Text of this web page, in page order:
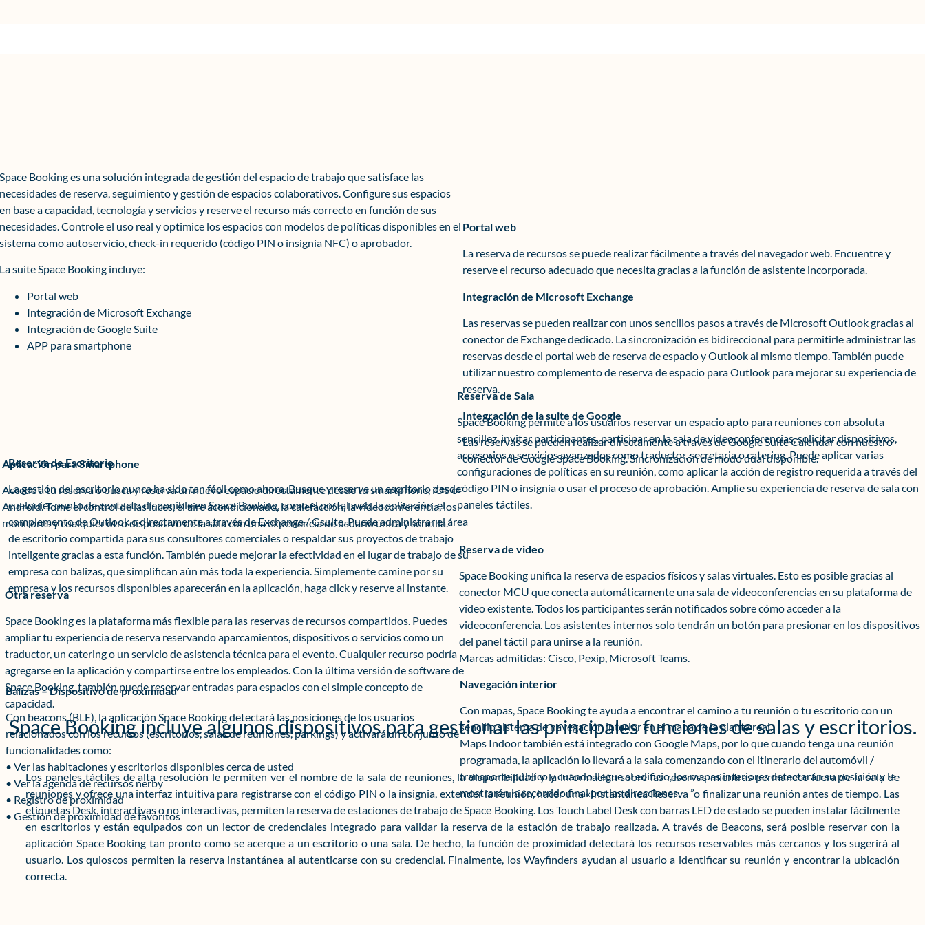
Space Booking es una solución integrada de gestión del espacio de trabajo que satisface las
necesidades de reserva, seguimiento y gestión de espacios colaborativos. Configure sus espacios
en base a capacidad, tecnología y servicios y reserve el recurso más correcto en función de sus
necesidades. Controle el uso real y optimice los espacios con modelos de políticas disponibles en el
sistema como autoservicio, check-in requerido (código PIN o insignia NFC) o aprobador.
La suite Space Booking incluye:
Portal web
Integración de Microsoft Exchange
Integración de Google Suite
APP para smartphone
Portal web
La reserva de recursos se puede realizar fácilmente a través del navegador web. Encuentre y
reserve el recurso adecuado que necesita gracias a la función de asistente incorporada.
Integración de Microsoft Exchange
Las reservas se pueden realizar con unos sencillos pasos a través de Microsoft Outlook gracias al
conector de Exchange dedicado. La sincronización es bidireccional para permitirle administrar las
reservas desde el portal web de reserva de espacio y Outlook al mismo tiempo. También puede
utilizar nuestro complemento de reserva de espacio para Outlook para mejorar su experiencia de
reserva.
Integración de la suite de Google
Las reservas se pueden realizar directamente a través de Google Suite Calendar con nuestro
conector de Google Space Booking. Sincronización de modo dual disponible.
Aplicación para Smartphone
Accede a tu reserva o busca y reserva un nuevo espacio directamente desde tu smartphone, iOS o
Android. Tome el control de las luces, el aire acondicionado, la calefacción, la videoconferencia, los
monitores y cualquier otro dispositivo de la sala con una experiencia de usuario única y sencilla.
Reserva de Sala
Space Booking permite a los usuarios reservar un espacio apto para reuniones con absoluta
sencillez, invitar participantes, participar en la sala de videoconferencias, solicitar dispositivos,
accesorios o servicios avanzados como traductor, secretaria o catering. Puede aplicar varias
configuraciones de políticas en su reunión, como aplicar la acción de registro requerida a través del
código PIN o insignia o usar el proceso de aprobación. Amplíe su experiencia de reserva de sala con
paneles táctiles.
Reserva de Escritorio
La gestión del escritorio nunca ha sido tan fácil como ahora. Busque y reserve un escritorio desde
cualquier punto de contacto disponible en Space Booking, como el portal web, la aplicación, el
complemento de Outlook o directamente a través de Exchange / Gsuite. Puede administrar el área
de escritorio compartida para sus consultores comerciales o respaldar sus proyectos de trabajo
inteligente gracias a esta función. También puede mejorar la efectividad en el lugar de trabajo de su
empresa con balizas, que simplifican aún más toda la experiencia. Simplemente camine por su
empresa y los recursos disponibles aparecerán en la aplicación, haga click y reserve al instante.
Reserva de video
Space Booking unifica la reserva de espacios físicos y salas virtuales. Esto es posible gracias al
conector MCU que conecta automáticamente una sala de videoconferencias en su plataforma de
video existente. Todos los participantes serán notificados sobre cómo acceder a la
videoconferencia. Los asistentes internos solo tendrán un botón para presionar en los dispositivos
del panel táctil para unirse a la reunión.
Marcas admitidas: Cisco, Pexip, Microsoft Teams.
Otra reserva
Space Booking es la plataforma más flexible para las reservas de recursos compartidos. Puedes
ampliar tu experiencia de reserva reservando aparcamientos, dispositivos o servicios como un
traductor, un catering o un servicio de asistencia técnica para el evento. Cualquier recurso podría
agregarse en la aplicación y compartirse entre los empleados. Con la última versión de software de
Space Booking, también puede reservar entradas para espacios con el simple concepto de
capacidad.
Navegación interior
Con mapas, Space Booking te ayuda a encontrar el camino a tu reunión o tu escritorio con un
sencillo sistema de navegación interior en el mapa de la planta real.
Maps Indoor también está integrado con Google Maps, por lo que cuando tenga una reunión
programada, la aplicación lo llevará a la sala comenzando con el itinerario del automóvil /
transporte público y cuando llegue al edificio, los mapas interiores detectarán su posición y le
mostrarán la recorrido final por las direcciones.
Balizas – Dispositivo de proximidad
Con beacons (BLE), la aplicación Space Booking detectará las posiciones de los usuarios
relacionados con los recursos (escritorios, salas de reuniones, parkings) y activará un conjunto de
funcionalidades como:
• Ver las habitaciones y escritorios disponibles cerca de usted
• Ver la agenda de recursos nerby
• Registro de proximidad
• Gestión de proximidad de favoritos
Space Booking incluye algunos dispositivos para gestionar las principales funciones de salas y escritorios.
Los paneles táctiles de alta resolución le permiten ver el nombre de la sala de reuniones, la disponibilidad y la información sobre las reservas mientras permanece fuera de la sala de
reuniones y ofrece una interfaz intuitiva para registrarse con el código PIN o la insignia, extender la reunión, hacer una «Instantánea Reserva ”o finalizar una reunión antes de tiempo. Las
etiquetas Desk, interactivas o no interactivas, permiten la reserva de estaciones de trabajo de Space Booking. Los Touch Label Desk con barras LED de estado se pueden instalar fácilmente
en escritorios y están equipados con un lector de credenciales integrado para validar la reserva de la estación de trabajo realizada. A través de Beacons, será posible reservar con la
aplicación Space Booking tan pronto como se acerque a un escritorio o una sala. De hecho, la función de proximidad detectará los recursos reservables más cercanos y los sugerirá al
usuario. Los quioscos permiten la reserva instantánea al autenticarse con su credencial. Finalmente, los Wayfinders ayudan al usuario a identificar su reunión y encontrar la ubicación
correcta.